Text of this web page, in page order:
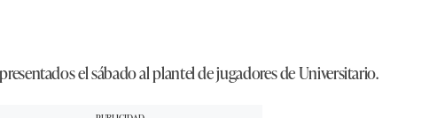
el sábado al plantel de jugadores de Universitario.